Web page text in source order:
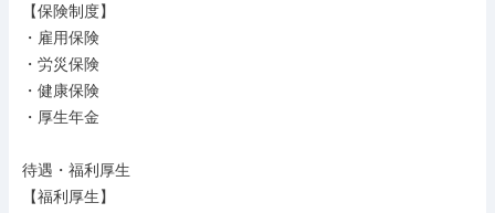
【保険制度】
・雇用保険
・労災保険
・健康保険
・厚生年金
待遇・福利厚生
【福利厚生】